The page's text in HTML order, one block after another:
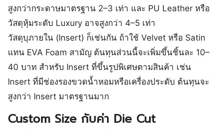
สูงกว่ากระดาษมาตรฐาน 2–3 เท่า และ PU Leather หรือ
วัสดุหุ้มระดับ Luxury อาจสูงกว่า 4–5 เท่า
วัสดุบุภายใน (Insert) ก็เช่นกัน ถ้าใช้ Velvet หรือ Satin
แทน EVA Foam สามัญ ต้นทุนส่วนนี้จะเพิ่มขึ้นชิ้นละ 10–
40 บาท สำหรับ Insert ที่ขึ้นรูปพิเศษตามสินค้า เช่น
Insert ที่มีช่องรองขวดน้ำหอมหรือเครื่องประดับ ต้นทุนจะ
สูงกว่า Insert มาตรฐานมาก
Custom Size กับค่า Die Cut